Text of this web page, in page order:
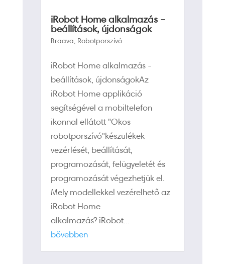
iRobot Home alkalmazás –
beállítások, újdonságok
Braava Robotporszívó
iRobot Home alkalmazás -
beállítások, újdonságokAz
iRobot Home applikáció
segítségével a mobiltelefon
ikonnal ellátott "Okos
robotporszívó"készülékek
vezérlését, beállítását,
programozását, felügyeletét és
programozását végezhetjük el.
Mely modellekkel vezérelhető az
iRobot Home
alkalmazás? iRobot...
bővebben